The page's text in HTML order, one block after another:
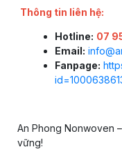
Thông tin liên hệ:
Hotline: 07
Email:
Fanpage:
An Phong Nonwoven
vững!